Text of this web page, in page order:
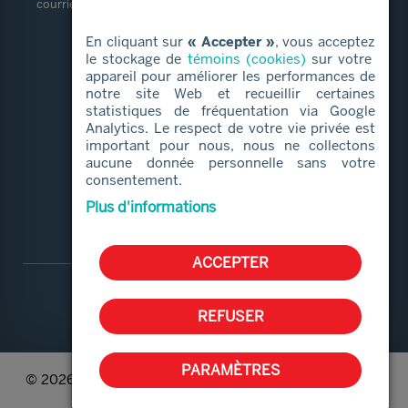
courriel.
LIENS RAPIDES
Services alimentaires
Proches aidants
Aide et services
Bénévolat
Qui sommes-nous
© 2026 Le CAB de Boucherville | Tous droits réservés. |
En cliquant sur« Accepter », vous acceptez
le stockage de témoins (cookies) sur votre
appareil pour améliorer les performances de
notre site Web et recueillir certaines
statistiques de fréquentation via Google
Analytics. Le respect de votre vie privée est
important pour nous, nous ne collectons
aucune donnée personnelle sans votre
consentement.
Plus d'informations
ACCEPTER
REFUSER
PARAMÈTRES